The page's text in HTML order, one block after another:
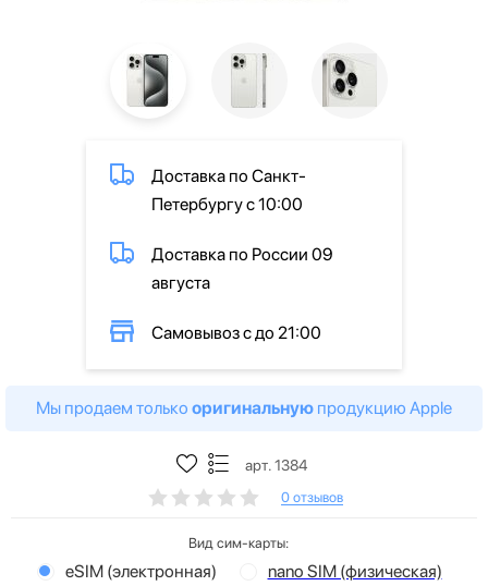
Доставка по Санкт-
Петербургу с 10:00
Доставка по России 09
августа
Самовывоз с до 21:00
Мы продаем только оригинальную продукцию Apple
арт. 1384
0 отзывов
Вид сим-карты:
eSIM (электронная) nano SIM (физическая)